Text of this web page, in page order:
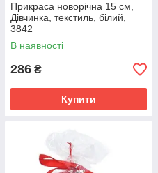
Прикраса новорічна 15 см,
Дівчинка, текстиль, білий,
3842
В наявності
286 ₴
Купити